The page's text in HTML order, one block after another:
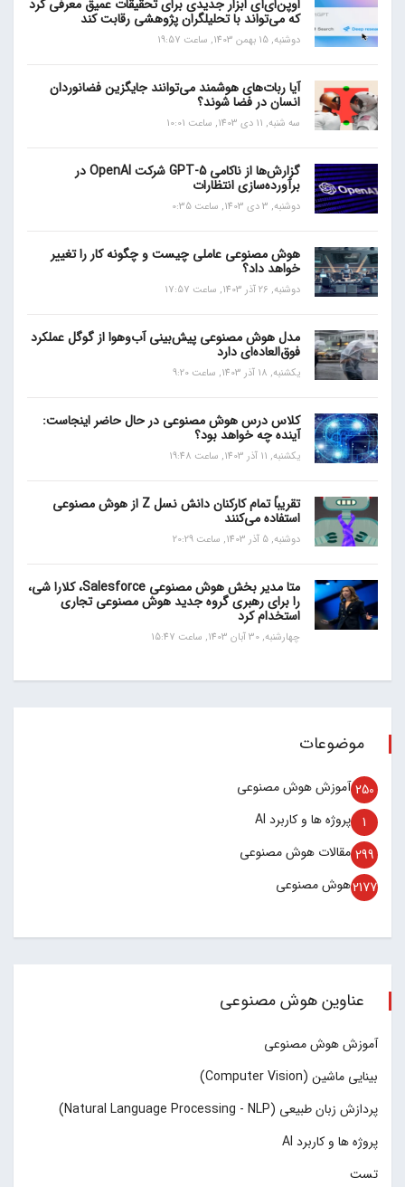
اوپن‌ای‌آی ابزار جدیدی برای تحقیقات عمیق معرفی کرد
که می‌تواند با تحلیلگران پژوهشی رقابت کند
دوشنبه, 15 بهمن 1403, ساعت 19:57
آیا ربات‌های هوشمند می‌توانند جایگزین فضانوردان
انسان در فضا شوند؟
سه شنبه, 11 دی 1403, ساعت 10:01
گزارش‌ها از ناکامی GPT-5 شرکت OpenAI در
برآورده‌سازی انتظارات
دوشنبه, 3 دی 1403, ساعت 0:35
هوش مصنوعی عاملی چیست و چگونه کار را تغییر
خواهد داد؟
دوشنبه, 26 آذر 1403, ساعت 17:57
مدل هوش مصنوعی پیش‌بینی آب‌و‌هوا از گوگل عملکرد
فوق‌العاده‌ای دارد
یکشنبه, 18 آذر 1403, ساعت 9:20
کلاس درس هوش مصنوعی در حال حاضر اینجاست:
آینده چه خواهد بود؟
یکشنبه, 11 آذر 1403, ساعت 19:48
تقریباً تمام کارکنان دانش نسل Z از هوش مصنوعی
استفاده می‌کنند
دوشنبه, 5 آذر 1403, ساعت 20:29
متا مدیر بخش هوش مصنوعی Salesforce، کلارا شی،
را برای رهبری گروه جدید هوش مصنوعی تجاری
استخدام کرد
چهارشنبه, 30 آبان 1403, ساعت 15:47
موضوعات
آموزش هوش مصنوعی 250
پروژه ها و کاربرد AI 1
مقالات هوش مصنوعی 299
هوش مصنوعی2177
عناوین هوش مصنوعی
آموزش هوش مصنوعی
بینایی ماشین (Computer Vision)
پردازش زبان طبیعی (Natural Language Processing - NLP)
پروژه ها و کاربرد AI
تست